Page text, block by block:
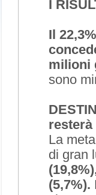
I
Il
milioni
sono
resterà
La
di gran
(5,7%).